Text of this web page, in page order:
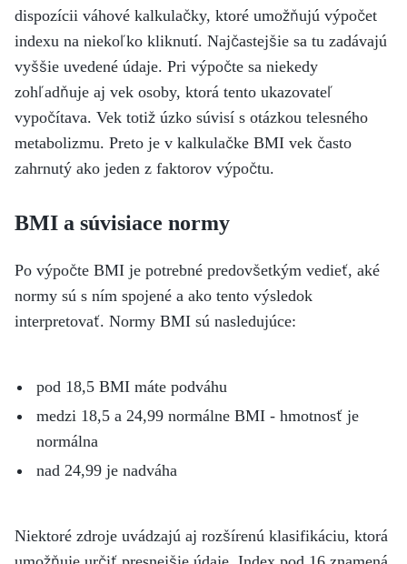
dispozícii váhové kalkulačky, ktoré umožňujú výpočet
indexu na niekoľko kliknutí. Najčastejšie sa tu zadávajú
vyššie uvedené údaje. Pri výpočte sa niekedy
zohľadňuje aj vek osoby, ktorá tento ukazovateľ
vypočítava. Vek totiž úzko súvisí s otázkou telesného
metabolizmu. Preto je v kalkulačke BMI vek často
zahrnutý ako jeden z faktorov výpočtu.
BMI a súvisiace normy
Po výpočte BMI je potrebné predovšetkým vedieť, aké
normy sú s ním spojené a ako tento výsledok
interpretovať. Normy BMI sú nasledujúce:
pod 18,5 BMI máte podváhu
medzi 18,5 a 24,99 normálne BMI - hmotnosť je
normálna
nad 24,99 je nadváha
Niektoré zdroje uvádzajú aj rozšírenú klasifikáciu, ktorá